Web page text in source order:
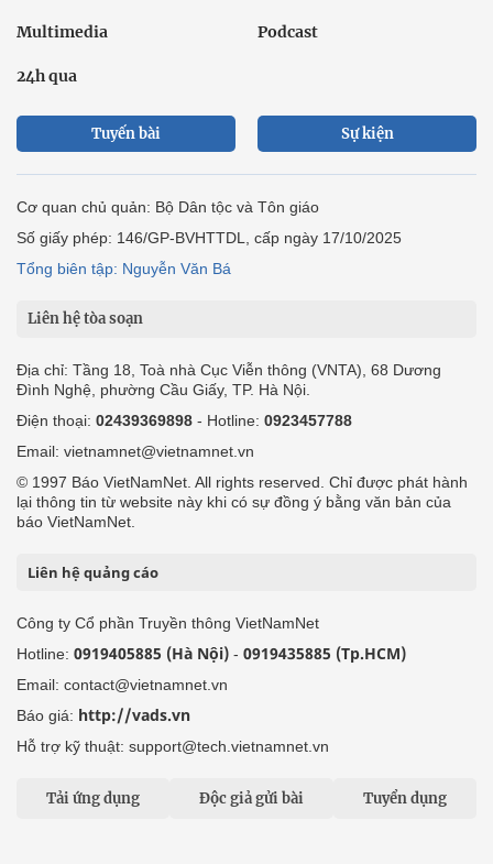
Multimedia Podcast
24h qua
Tuyến bài Sự kiện
Cơ quan chủ quản: Bộ Dân tộc và Tôn giáo
Số giấy phép: 146/GP-BVHTTDL, cấp ngày 17/10/2025
Tổng biên tập: Nguyễn Văn Bá
Liên hệ tòa soạn
Địa chỉ: Tầng 18, Toà nhà Cục Viễn thông (VNTA), 68 Dương
Đình Nghệ, phường Cầu Giấy, TP. Hà Nội.
Điện thoại: 02439369898 - Hotline: 0923457788
Email: vietnamnet@vietnamnet.vn
© 1997 Báo VietNamNet. All rights reserved. Chỉ được phát hành
lại thông tin từ website này khi có sự đồng ý bằng văn bản của
báo VietNamNet.
Liên hệ quảng cáo
Công ty Cổ phần Truyền thông VietNamNet
Hotline: 0919405885 (Hà Nội) - 0919435885 (Tp.HCM)
Email: contact@vietnamnet.vn
Báo giá: http://vads.vn
Hỗ trợ kỹ thuật: support@tech.vietnamnet.vn
Tải ứng dụng Độc giả gửi bài Tuyển dụng